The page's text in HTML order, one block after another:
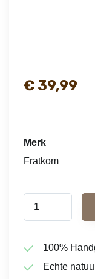
€ 39,99
Merk
Fratkom
100%
Echte